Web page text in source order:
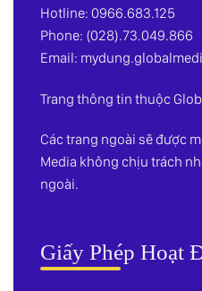
Hotline: 0966.683.125
Phone: (028).73.049.866
Email:
Trang thông tin thuộc
Các trang ngoài sẽ được
Media không chịu trách
ngoài.
Giấy Phép Hoạt